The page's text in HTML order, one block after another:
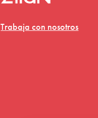
Trabaja con nosotros